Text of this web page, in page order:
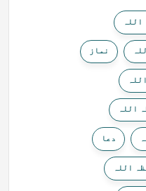
نماز
اللہ
دعا
اللہ